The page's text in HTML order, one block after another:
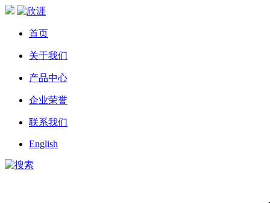
首页
关于我们
产品中心
企业荣誉
联系我们
English